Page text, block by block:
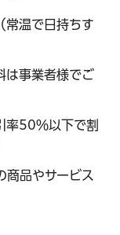
常温で日持ちす
は事業者様でご
率50％以下で割
品やサービス